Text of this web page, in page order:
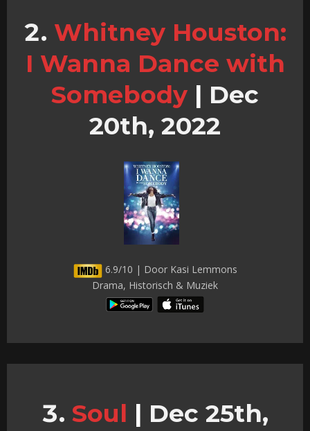
Whitney Houston:
I Wanna Dance with
Somebody | Dec
20th, 2022
6.9/10 | Door Kasi Lemmons
Drama, Historisch & Muziek
Soul | Dec 25th,